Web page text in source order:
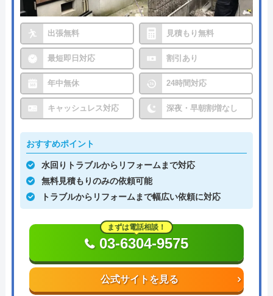
出張無料 見積もり無料
最短即日対応 割引あり
年中無休 24時間対応
キャッシュレス対応 深夜・早朝割増なし
おすすめポイント
水回りトラブルからリフォームまで対応
無料見積もりのみの依頼可能
トラブルからリフォームまで幅広い依頼に対応
公式サイトを見る
まずは電話相談！
03-6304-9575